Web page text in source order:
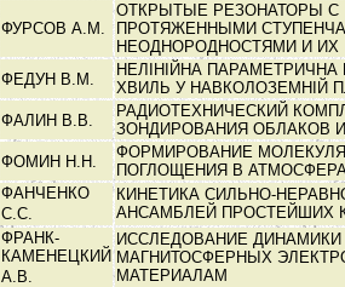
ФУРСОВ А.М.
ОТКРЫТЫЕ РЕЗОНАТОРЫ С
ПРОТЯЖЕННЫМИ
НЕОДНОРОДНОСТЯМИ И
ФЕДУН В.М.
НЕЛІНІЙНА ПАРАМЕТРИЧНА
ХВИЛЬ У НАВКОЛОЗЕМНІЙ
ФАЛИН В.В.
РАДИОТЕХНИЧЕСКИЙ
ЗОНДИРОВАНИЯ ОБЛАКОВ
ФОМИН Н.Н.
ФОРМИРОВАНИЕ
ПОГЛОЩЕНИЯ В
ФАНЧЕНКО
С.С.
КИНЕТИКА СИЛЬНО-
АНСАМБЛЕЙ ПРОСТЕЙШИХ
ФРАНК-
КАМЕНЕЦКИЙ
А.В.
ИССЛЕДОВАНИЕ ДИНАМИКИ
МАГНИТОСФЕРНЫХ
МАТЕРИАЛАМ